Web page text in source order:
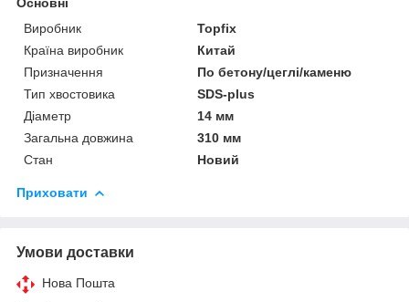
Виробник
Topfix
Країна виробник
Китай
Призначення
По бетону/цеглі/каменю
Тип хвостовика
SDS-plus
Діаметр
14 мм
Загальна довжина
310 мм
Стан
Новий
Приховати
Умови доставки
Нова Пошта